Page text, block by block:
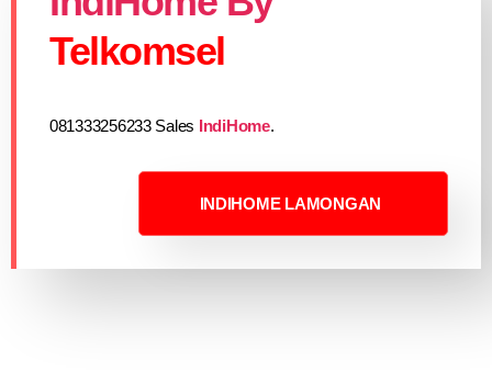
Telkomsel
081333256233 Sales IndiHome.
INDIHOME LAMONGAN